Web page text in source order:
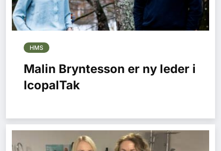
HMS
Malin Bryntesson er ny leder i
IcopalTak